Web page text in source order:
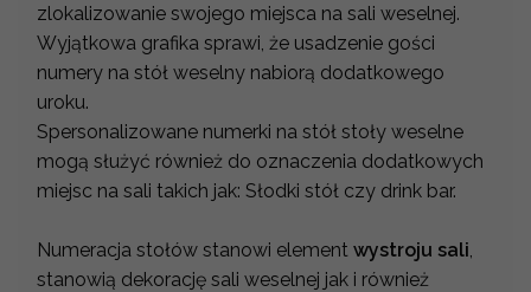
zlokalizowanie swojego miejsca na sali weselnej.
Wyjątkowa grafika sprawi, że usadzenie gości
numery na stół weselny nabiorą dodatkowego
uroku.
Spersonalizowane numerki na stół stoły weselne
mogą służyć również do oznaczenia dodatkowych
miejsc na sali takich jak: Słodki stół czy drink bar.
Numeracja stołów stanowi element wystroju sali,
stanowią dekorację sali weselnej jak i również